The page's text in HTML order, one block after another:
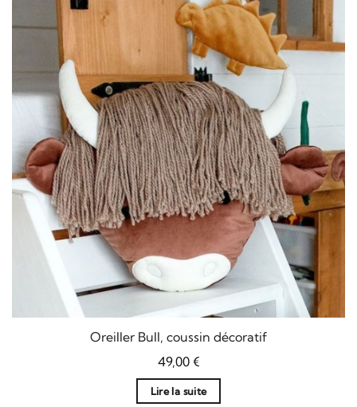
Oreiller Bull, coussin décoratif
49,00 €
Lire la suite